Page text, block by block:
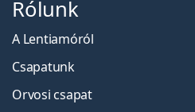
Rólunk
A Lentiamóról
Csapatunk
Orvosi csapat